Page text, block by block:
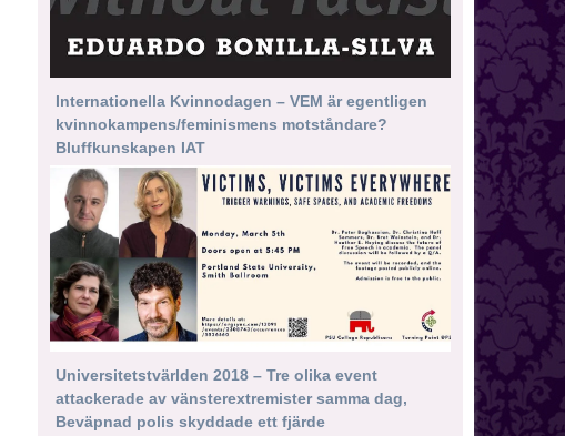
Internationella Kvinnodagen – VEM är egentligen
kvinnokampens/feminismens motståndare?
Bluffkunskapen IAT
Universitetstvärlden 2018 – Tre olika event
attackerade av vänsterextremister samma dag,
Beväpnad polis skyddade ett fjärde